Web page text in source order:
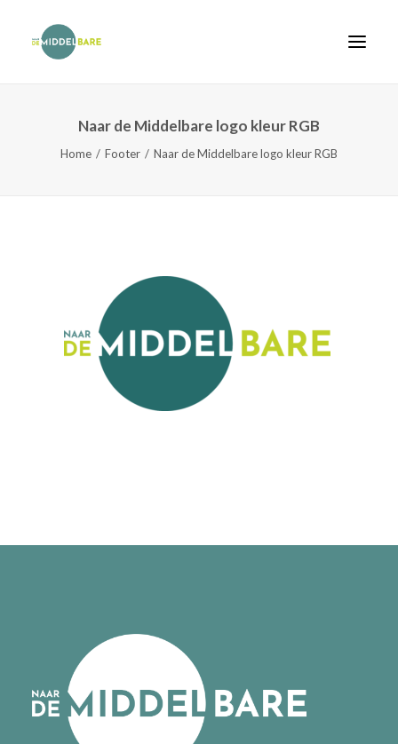
Naar de Middelbare logo kleur RGB
Home Footer Naar de Middelbare logo kleur RGB